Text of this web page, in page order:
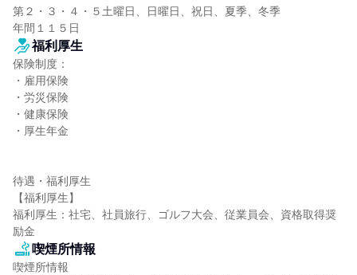
第２・３・４・５土曜日、日曜日、祝日、夏季、冬季
年間１１５日
福利厚生
保険制度：
・雇用保険
・労災保険
・健康保険
・厚生年金
待遇・福利厚生
【福利厚生】
福利厚生：社宅、社員旅行、ゴルフ大会、従業員会、資格取得奨
励金
喫煙所情報
喫煙所情報